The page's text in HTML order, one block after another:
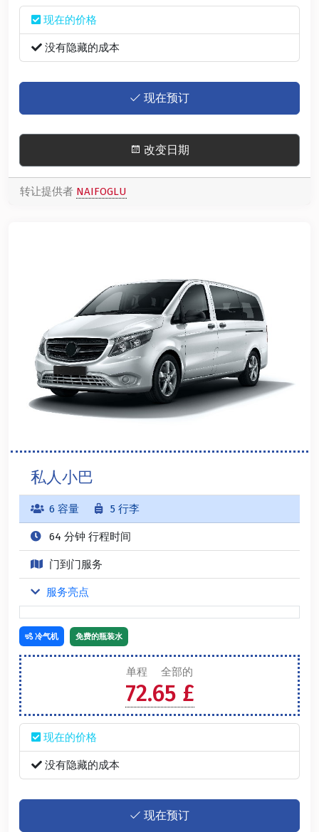
现在的价格
没有隐藏的成本
现在预订
改变日期
转让提供者 NAIFOGLU
私人小巴
6 容量 5 行李
64 分钟 行程时间
门到门服务
服务亮点
单程 全部的
72.65 £
现在的价格
没有隐藏的成本
现在预订
冷气机 免费的瓶装水